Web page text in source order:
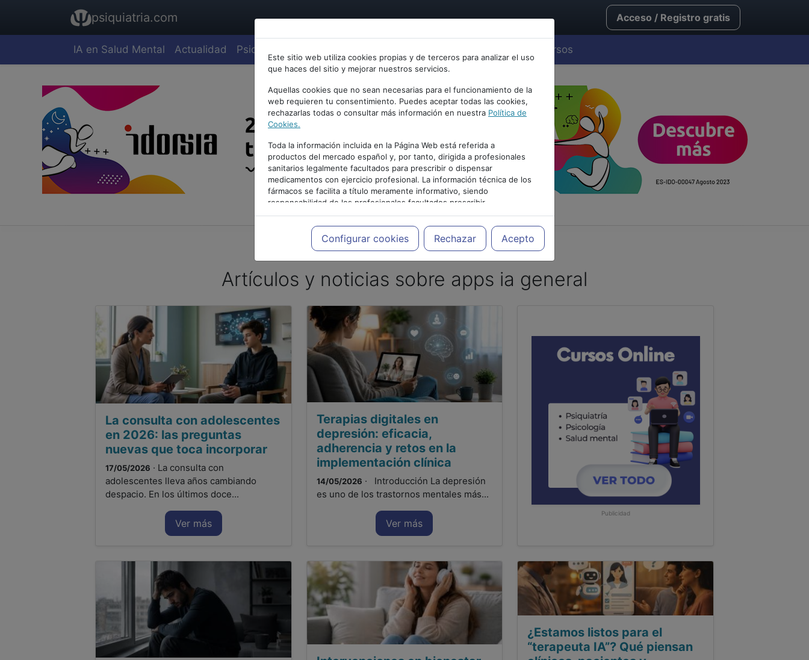
psiquiatria.com Acceso / Registro gratis
IA en Salud Mental Actualidad Psiquiatría Cursos
Este sitio web utiliza cookies propias y de terceros para analizar el uso
que haces del sitio y mejorar nuestros servicios.
Aquellas cookies que no sean necesarias para el funcionamiento de la
web requieren tu consentimiento. Puedes aceptar todas las cookies,
rechazarlas todas o consultar más información en nuestra Política de
Cookies.
Toda la información incluida en la Página Web está referida a
productos del mercado español y, por tanto, dirigida a profesionales
sanitarios legalmente facultados para prescribir o dispensar
medicamentos con ejercicio profesional. La información técnica de los
fármacos se facilita a título meramente informativo, siendo
responsabilidad de los profesionales facultados prescribir
medicamentos y decidir, en cada caso concreto, el tratamiento más
adecuado a las necesidades del paciente.
Configurar cookies Rechazar Acepto
PUBLICIDAD
Artículos y noticias sobre apps ia general
La consulta con adolescentes
en 2026: las preguntas
nuevas que toca incorporar
17/05/2026 · La consulta con
adolescentes lleva años cambiando
despacio. En los últimos doce...
Ver más
Terapias digitales en
depresión: eficacia,
adherencia y retos en la
implementación clínica
14/05/2026 · Introducción La depresión
es uno de los trastornos mentales más...
Ver más
Publicidad
¿Estamos listos para el
“terapeuta IA”? Qué piensan